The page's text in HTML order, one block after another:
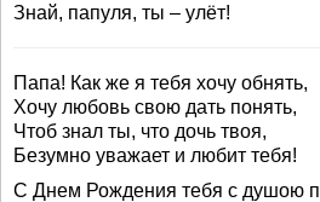
Знай, папуля, ты – улёт!
Папа! Как же я тебя хочу обнять,
Хочу любовь свою дать понять,
Чтоб знал ты, что дочь твоя,
Безумно уважает и любит тебя!
С Днем Рождения тебя с душою